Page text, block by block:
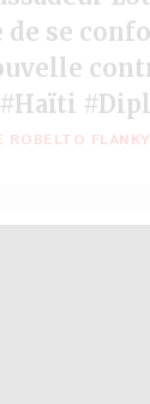
de se
ROBELTO FLANKY